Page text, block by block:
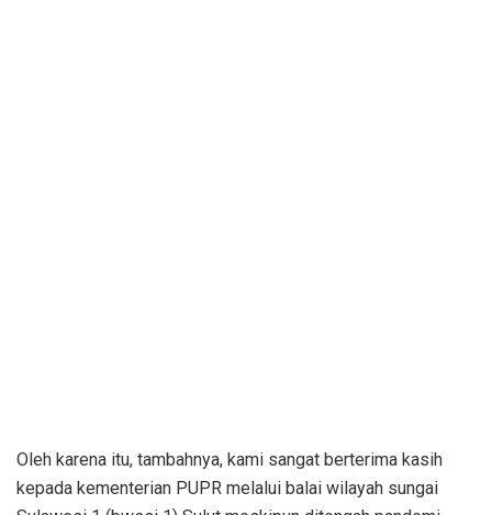
Oleh karena itu, tambahnya, kami sangat berterima kasih
kepada kementerian PUPR melalui balai wilayah sungai